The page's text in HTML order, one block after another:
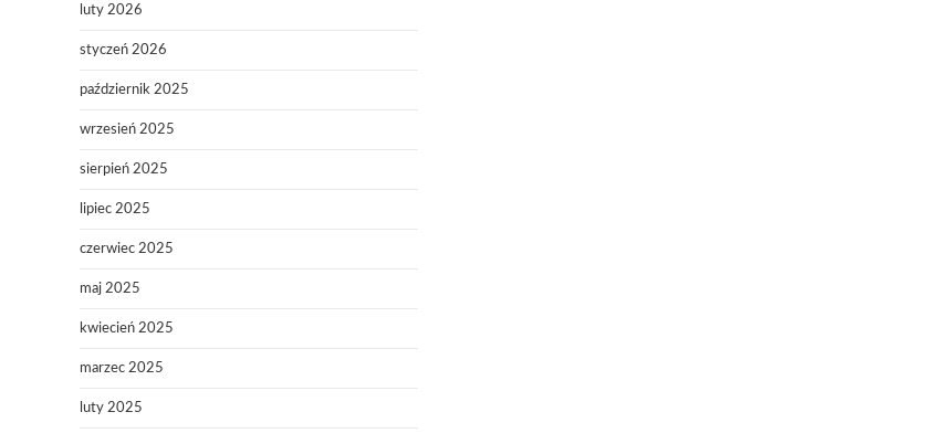
luty 2026
styczeń 2026
październik 2025
wrzesień 2025
sierpień 2025
lipiec 2025
czerwiec 2025
maj 2025
kwiecień 2025
marzec 2025
luty 2025